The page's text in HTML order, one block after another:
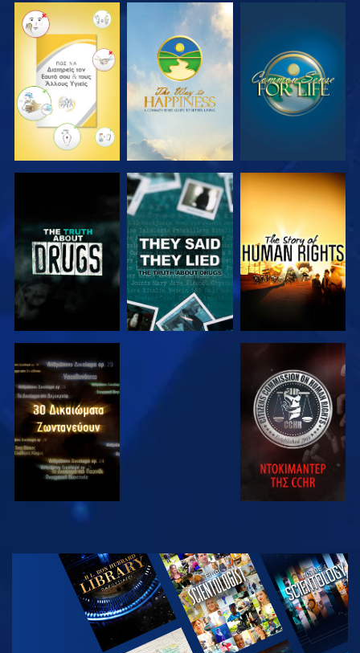
ΠΑΡΑΚΟΛΟΥΘΗΣΤΕ ΠΑΡΑΚΟΛΟΥΘΗΣΤΕ ΠΑΡΑΚΟΛΟΥΘΗΣΤΕ
ΠΑΡΑΚΟΛΟΥΘΗΣΤΕ ΠΑΡΑΚΟΛΟΥΘΗΣΤΕ ΠΑΡΑΚΟΛΟΥΘΗΣΤΕ
ΠΑΡΑΚΟΛΟΥΘΗΣΤΕ ΠΑΡΑΚΟΛΟΥΘΗΣΤΕ
ΠΑΡΑΚΟΛΟΥΘΗΣΤΕ
ΕΞΕΡΕΥΝΗΣΤΕ
ΤΗ ΣΕΙΡΑ